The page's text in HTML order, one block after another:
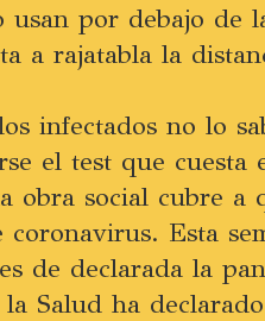
usan por debajo de
a rajatabla la
infectados no lo
el test que
obra social cubre a
coronavirus. Esta
de declarada la
Salud ha